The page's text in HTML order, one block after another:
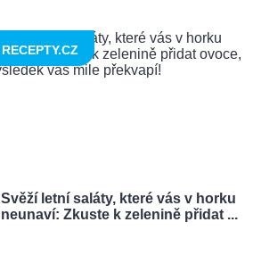
Svěží letní saláty, které vás v horku
neunaví: Zkuste k zelenině přidat ...
RECEPTY.CZ